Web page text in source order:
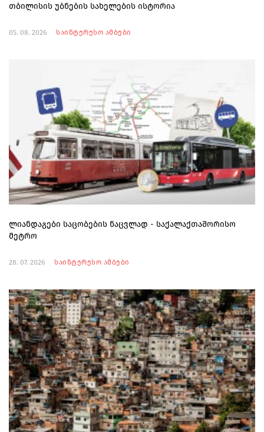
თბილისის უბნების სახელების ისტორია
05. 08. 2026 საინტერესო ამბები
ლიანდაგები საცობების ნაცვლად - საქალაქთაშორისო
მეტრო
28. 07. 2026 საინტერესო ამბები